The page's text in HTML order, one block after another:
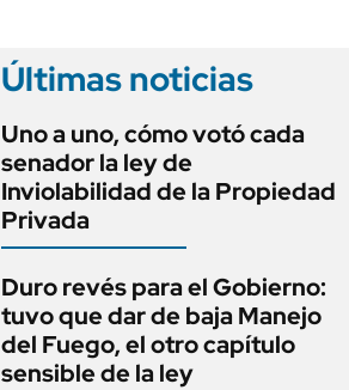
Últimas noticias
Uno a uno, cómo votó cada
senador la ley de
Inviolabilidad de la Propiedad
Privada
Duro revés para el Gobierno:
tuvo que dar de baja Manejo
del Fuego, el otro capítulo
sensible de la ley